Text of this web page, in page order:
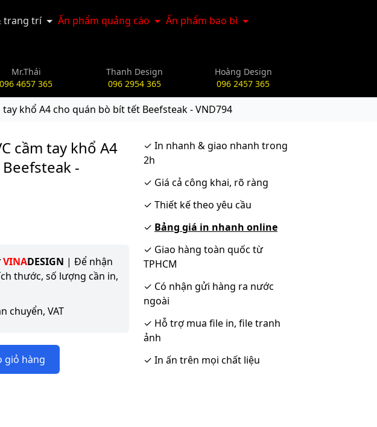
trang trí Ấn phẩm quảng cáo
Ấn phẩm bao bì
Mr.Thái
096 4657 365
Thanh Design
096 2954 365
Hoàng Design
096 2457 365
khổ A4 cho quán bò bít tết Beefsteak - VND794
cầm tay khổ A4
-
VINADESIGN | Để nhận
thước, số lượng cần in,
chuyển, VAT
giỏ hàng
✓ In nhanh & giao nhanh trong
2h
✓ Giá cả công khai, rõ ràng
✓ Thiết kế theo yêu cầu
✓ Bảng giá in nhanh online
✓ Giao hàng toàn quốc từ
TPHCM
✓ Có nhận gửi hàng ra nước
ngoài
✓ Hỗ trợ mua file in, file tranh
ảnh
✓ In ấn trên mọi chất liệu